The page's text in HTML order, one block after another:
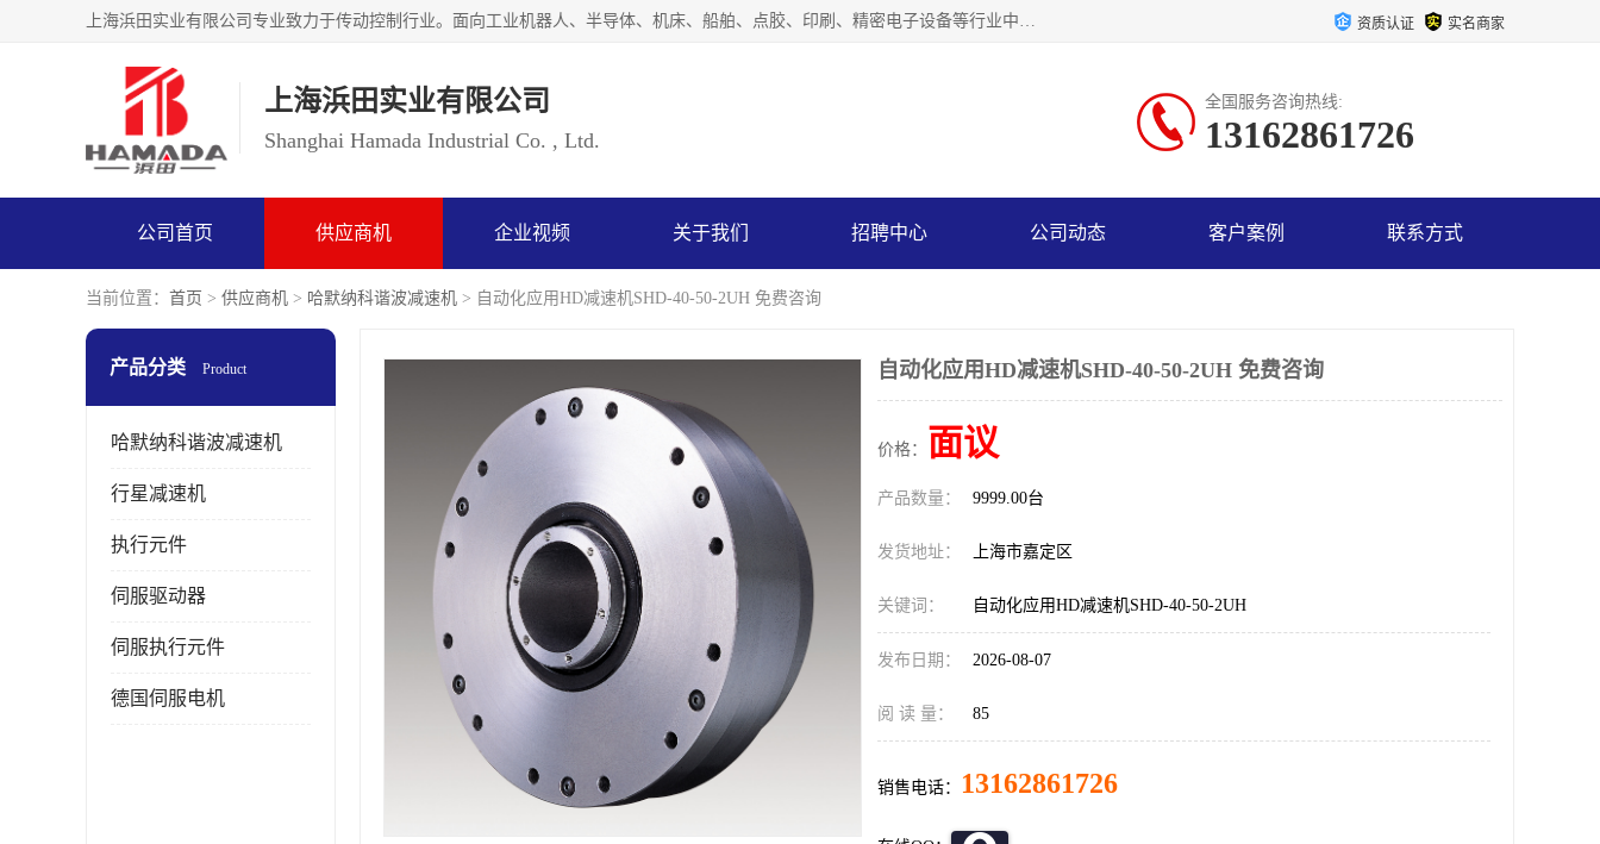
上海浜田实业有限公司专业致力于传动控制行业。面向工业机器人、半导体、机床、船舶、点胶、印刷、精密电子设备等行业中的运动控制技术。为日本哈默纳科（HarmonicDrive简称HD）中国地区定代理商，其生产的HarmonicDrive谐波减速机，具有轻量、小型、传动效率高、减速范围广、精度高等特点，被广泛应用于各种传动系统中。完善的技术，完善的售后，让您的选择无后顾之忧，欢迎您的来电洽谈！ 资质认证 实名商家
上海浜田实业有限公司
Shanghai Hamada Industrial Co. , Ltd.
全国服务咨询热线:
13162861726
公司首页 供应商机 企业视频 关于我们 招聘中心 公司动态 客户案例 联系方式
当前位置： 首页 > 供应商机 > 哈默纳科谐波减速机 > 自动化应用HD减速机SHD-40-50-2UH 免费咨询
产品分类 Product
哈默纳科谐波减速机
行星减速机
执行元件
伺服驱动器
伺服执行元件
德国伺服电机
自动化应用HD减速机SHD-40-50-2UH 免费咨询
价格： 面议
产品数量： 9999.00台
发货地址： 上海市嘉定区
关键词： 自动化应用HD减速机SHD-40-50-2UH
发布日期： 2026-08-07
阅 读 量： 85
销售电话： 13162861726